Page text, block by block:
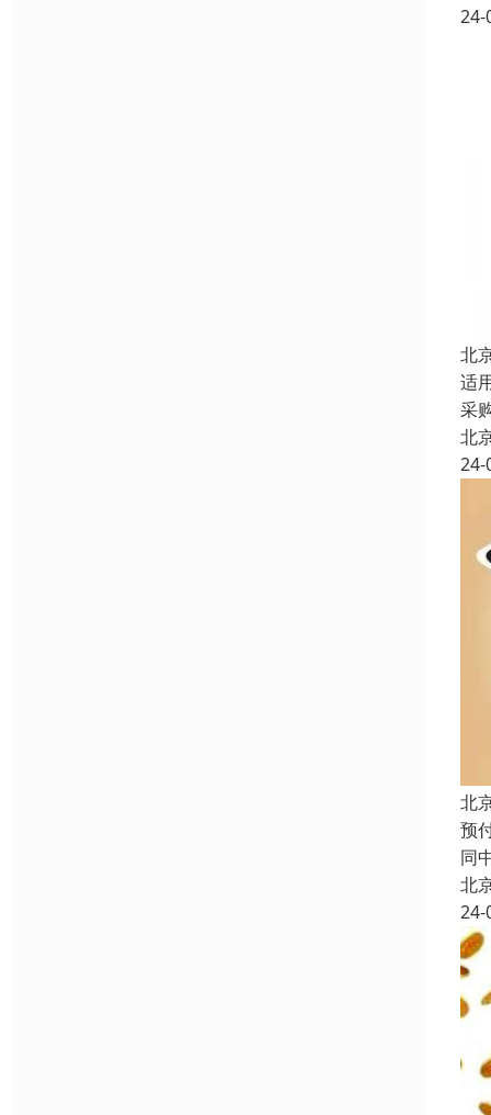
24-
北
适
采
北
24-
北
预
同
北
24-